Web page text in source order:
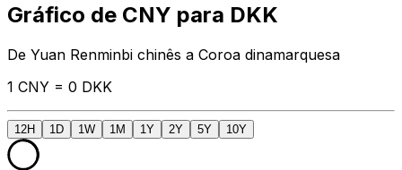
Gráfico de CNY para DKK
De Yuan Renminbi chinês a Coroa dinamarquesa
1 CNY = 0 DKK
12H 1D 1W 1M 1Y 2Y 5Y 10Y